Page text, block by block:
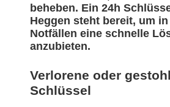
beheben. Ein 24h
Heggen steht bereit, um
Notfällen eine schnelle
anzubieten.
Verlorene oder
Schlüssel